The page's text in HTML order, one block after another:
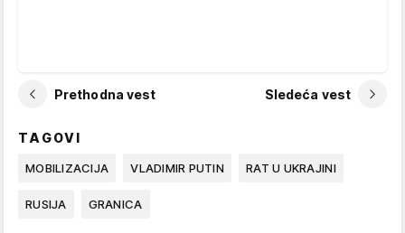
Prethodna vest Sledeća vest
TAGOVI
MOBILIZACIJA VLADIMIR PUTIN RAT U UKRAJINI
RUSIJA GRANICA